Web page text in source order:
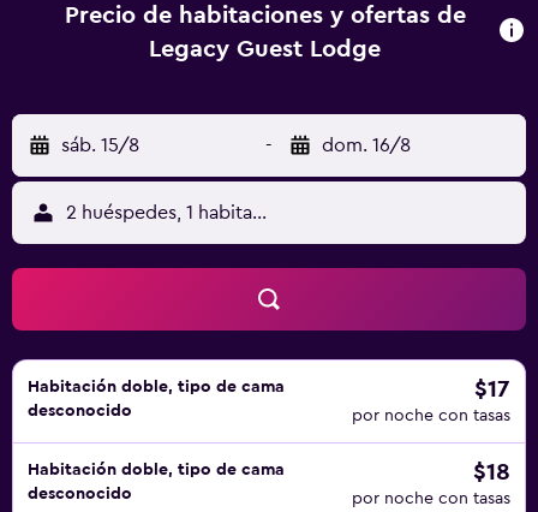
de atracciones Gold Reef City está a 11 km. El aeropuerto
(Aeropuerto internacional OR Tambo) está a 21 km.
Precio de habitaciones y ofertas de
Legacy Guest Lodge
sáb. 15/8 - dom. 16/8
2 huéspedes, 1 habitación
Habitación doble, tipo de cama
desconocido
$17
por noche con tasas
Habitación doble, tipo de cama
desconocido
$18
por noche con tasas